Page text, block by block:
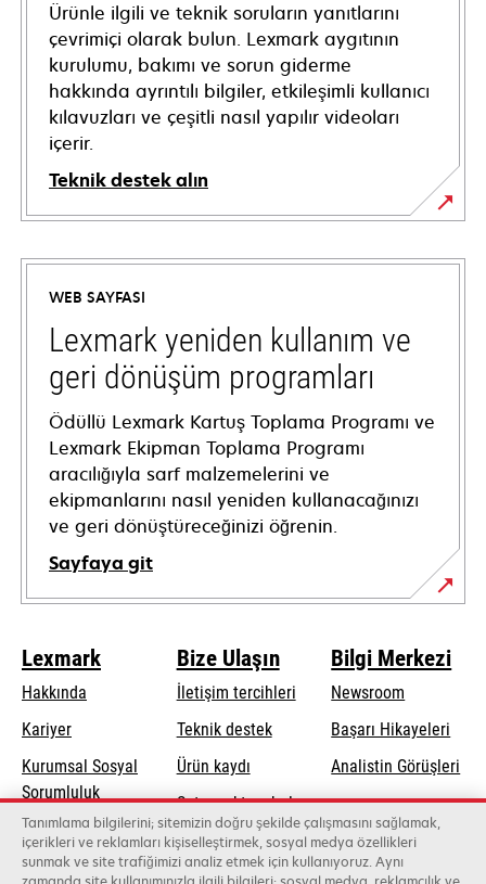
Ürünle ilgili ve teknik soruların yanıtlarını
çevrimiçi olarak bulun. Lexmark aygıtının
kurulumu, bakımı ve sorun giderme
hakkında ayrıntılı bilgiler, etkileşimli kullanıcı
kılavuzları ve çeşitli nasıl yapılır videoları
içerir.
Teknik destek alın
opens
in
new
tab
WEB SAYFASI
Lexmark yeniden kullanım ve
geri dönüşüm programları
Ödüllü Lexmark Kartuş Toplama Programı ve
Lexmark Ekipman Toplama Programı
aracılığıyla sarf malzemelerini ve
ekipmanlarını nasıl yeniden kullanacağınızı
ve geri dönüştüreceğinizi öğrenin.
Sayfaya git
Lexmark
Hakkında
Kariyer
Kurumsal Sosyal
Sorumlulukopens
in
a
new
Sürdürülebilirlik
Bize Ulaşın
İletişim tercihleri
Teknik destekopens
new
tab
Ürün kaydı
Satış noktası bul
Toptancıların
listesi
Bilgi Merkezi
Newsroom
Başarı Hikayeleri
Analistin Görüşleri
Tanımlama bilgilerini; sitemizin doğru şekilde çalışmasını sağlamak,
içerikleri ve reklamları kişiselleştirmek, sosyal medya özellikleri
sunmak ve site trafiğimizi analiz etmek için kullanıyoruz. Aynı